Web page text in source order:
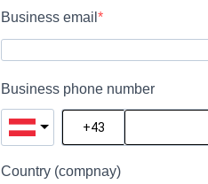
Business email
Business phone number
Country (compnay)